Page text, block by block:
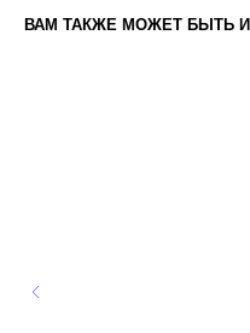
ВАМ ТАКЖЕ МОЖЕТ БЫТЬ